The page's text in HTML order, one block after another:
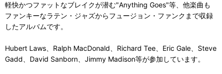
軽快かつファットなブレイクが潜む"Anything Goes"等、他楽曲も
ファンキーなラテン・ジャズからフュージョン・ファンクまで収録
したアルバムです。
Hubert Laws、Ralph MacDonald、Richard Tee、Eric Gale、Steve
Gadd、David Sanborn、Jimmy Madison等が参加しています。